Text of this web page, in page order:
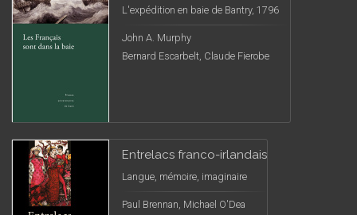
L'expédition en baie de Bantry, 1796
John A. Murphy
Bernard Escarbelt, Claude Fierobe
Entrelacs franco-irlandais
Langue, mémoire, imaginaire
Paul Brennan, Michael O'Dea